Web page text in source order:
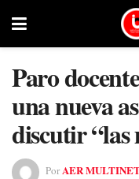
Paro
una nueva
discutir “las
PorAER